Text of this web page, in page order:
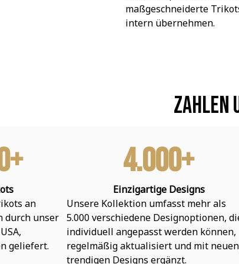
maßgeschneiderte
intern übernehmen.
Zahlen
an
durch unser
geliefert.
4.000+
Einzigartige Designs
Unsere Kollektion umfasst mehr als
5.000 verschiedene Designoptionen,
individuell angepasst werden können,
regelmäßig aktualisiert und mit
trendigen Designs ergänzt.